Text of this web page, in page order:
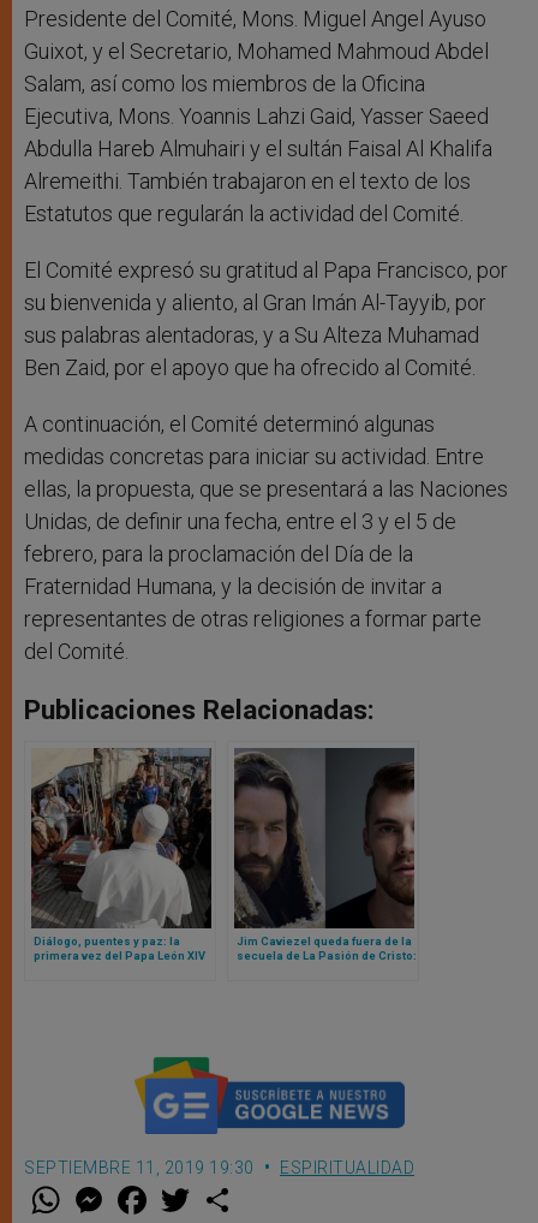
Presidente del Comité, Mons. Miguel Angel Ayuso
Guixot, y el Secretario, Mohamed Mahmoud Abdel
Salam, así como los miembros de la Oficina
Ejecutiva, Mons. Yoannis Lahzi Gaid, Yasser Saeed
Abdulla Hareb Almuhairi y el sultán Faisal Al Khalifa
Alremeithi. También trabajaron en el texto de los
Estatutos que regularán la actividad del Comité.
El Comité expresó su gratitud al Papa Francisco, por
su bienvenida y aliento, al Gran Imán Al-Tayyib, por
sus palabras alentadoras, y a Su Alteza Muhamad
Ben Zaid, por el apoyo que ha ofrecido al Comité.
A continuación, el Comité determinó algunas
medidas concretas para iniciar su actividad. Entre
ellas, la propuesta, que se presentará a las Naciones
Unidas, de definir una fecha, entre el 3 y el 5 de
febrero, para la proclamación del Día de la
Fraternidad Humana, y la decisión de invitar a
representantes de otras religiones a formar parte
del Comité.
Publicaciones Relacionadas:
Diálogo, puentes y paz: la
primera vez del Papa León XIV
Jim Caviezel queda fuera de la
secuela de La Pasión de Cristo:
SEPTIEMBRE 11, 2019 19:30 ESPIRITUALIDAD
W M
e
F
a w